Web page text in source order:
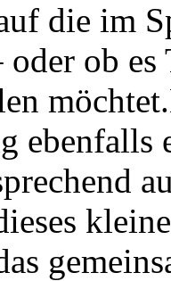
die im
oder ob
ebenfalls